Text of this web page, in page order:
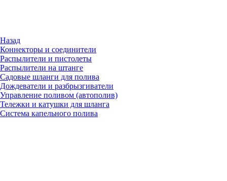
Назад
Коннекторы и соединители
Распылители и пистолеты
Распылители на штанге
Садовые шланги для полива
Дождеватели и разбрызгиватели
Управление поливом (автополив)
Тележки и катушки для шланга
Система капельного полива